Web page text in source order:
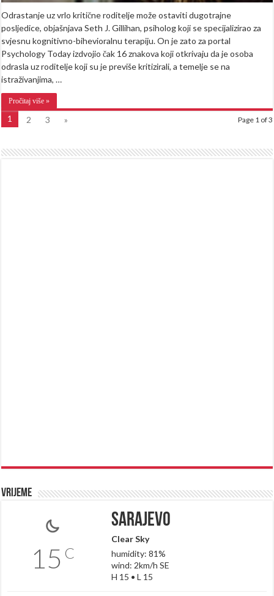
Odrastanje uz vrlo kritične roditelje može ostaviti dugotrajne
posljedice, objašnjava Seth J. Gillihan, psiholog koji se specijalizirao za
svjesnu kognitivno-bihevioralnu terapiju. On je zato za portal
Psychology Today izdvojio čak 16 znakova koji otkrivaju da je osoba
odrasla uz roditelje koji su je previše kritizirali, a temelje se na
istraživanjima, …
Pročitaj više »
Page 1 of 3
1 2 3 »
Vrijeme
15 C
Sarajevo
Clear Sky
humidity: 81%
wind: 2km/h SE
H 15 • L 15